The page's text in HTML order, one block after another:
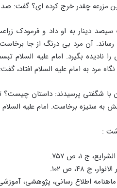
مزرعه چقدر خرج کرده ای؟ گفت:
دینار به او داد و فرمودک
آن مرد بی درنگ از جا
نادیده بگیرد. امام علیه
مرد به امام علیه السلام افتاد،
با شگفتی پرسیدند: داستان چیست؟ تا
به ستیزه برخاست. امام علیه
:
اطلاع رسانی، پژوهشی، آموزشی